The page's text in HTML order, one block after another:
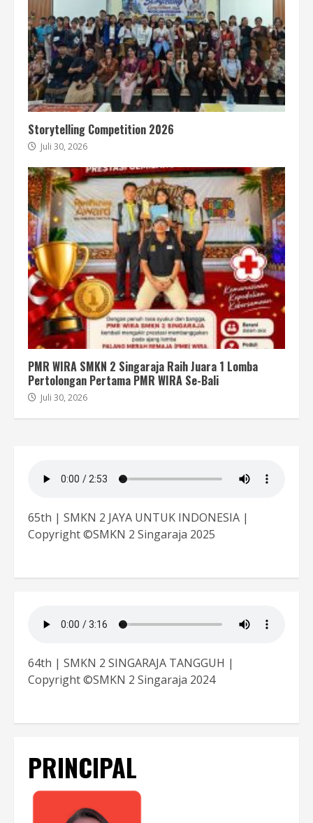
Storytelling Competition 2026
Juli 30, 2026
PMR WIRA SMKN 2 Singaraja Raih Juara 1 Lomba
Pertolongan Pertama PMR WIRA Se-Bali
Juli 30, 2026
65th | SMKN 2 JAYA UNTUK INDONESIA |
Copyright ©SMKN 2 Singaraja 2025
64th | SMKN 2 SINGARAJA TANGGUH |
Copyright ©SMKN 2 Singaraja 2024
PRINCIPAL